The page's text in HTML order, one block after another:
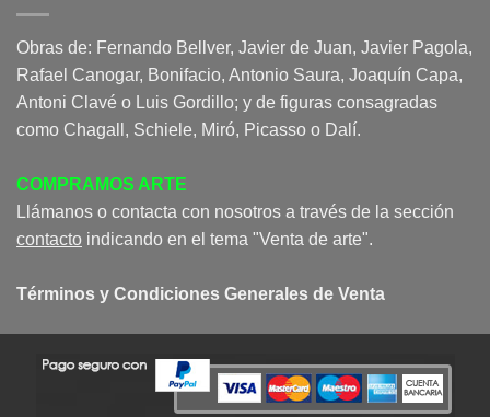
Obras de: Fernando Bellver, Javier de Juan, Javier Pagola,
Rafael Canogar, Bonifacio, Antonio Saura, Joaquín Capa,
Antoni Clavé o Luis Gordillo; y de figuras consagradas
como Chagall, Schiele, Miró, Picasso o Dalí.
COMPRAMOS ARTE
Llámanos o contacta con nosotros a través de la sección
contacto indicando en el tema "Venta de arte".
Términos y Condiciones Generales de Venta